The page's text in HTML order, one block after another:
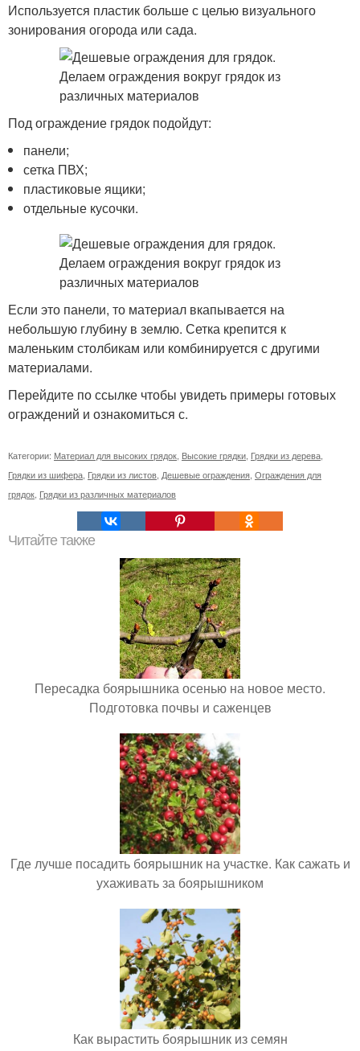
Используется пластик больше с целью визуального
зонирования огорода или сада.
Под ограждение грядок подойдут:
панели;
сетка ПВХ;
пластиковые ящики;
отдельные кусочки.
Если это панели, то материал вкапывается на
небольшую глубину в землю. Сетка крепится к
маленьким столбикам или комбинируется с другими
материалами.
Перейдите по ссылке чтобы увидеть примеры готовых
ограждений и ознакомиться с.
Категории: Материал для высоких грядок Высокие грядки Грядки из дерева
Грядки из шифера Грядки из листов Дешевые ограждения Ограждения для
грядок Грядки из различных материалов
Читайте также
Пересадка боярышника осенью на новое место.
Подготовка почвы и саженцев
Где лучше посадить боярышник на участке. Как сажать и
ухаживать за боярышником
Как вырастить боярышник из семян